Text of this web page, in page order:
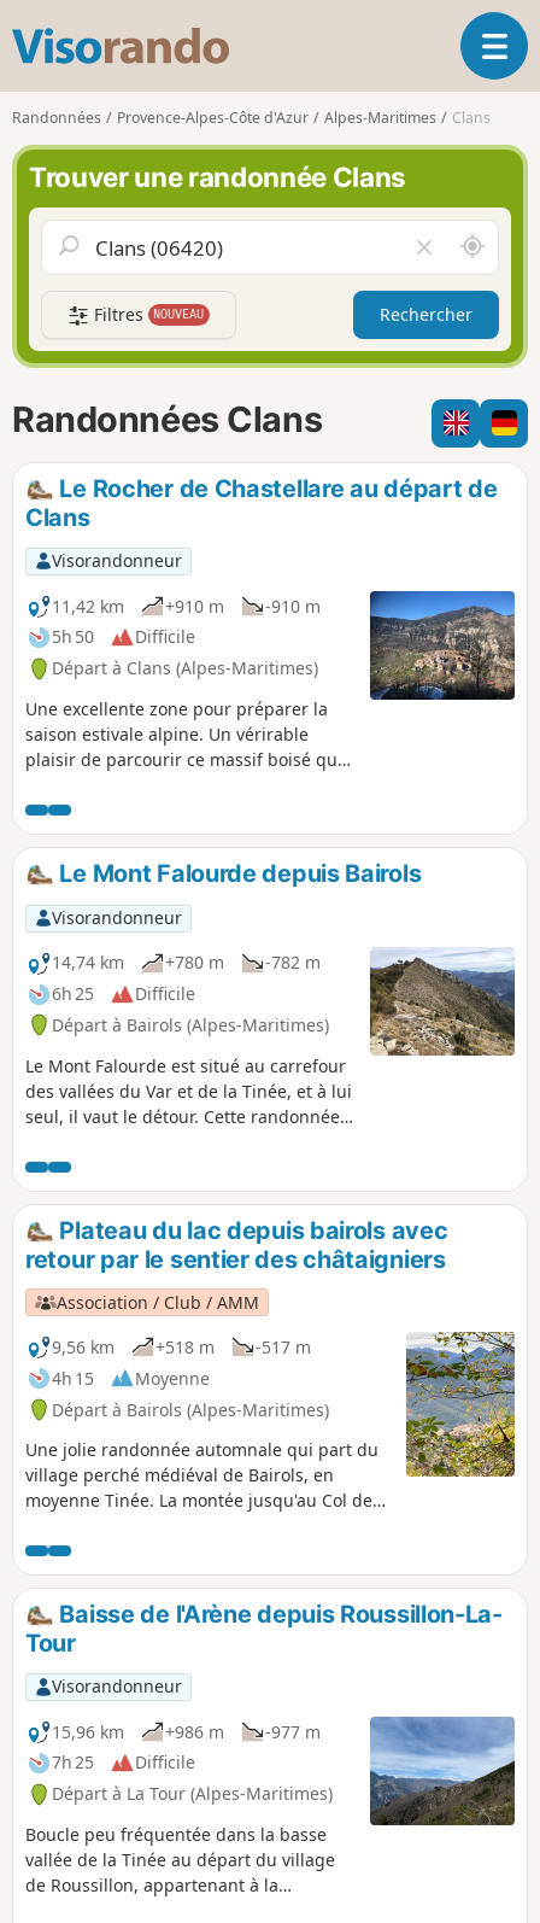
s
o
r
n
d
O
u
l
a
i
g
t
i
o
n
Randonnées Provence-Alpes-Côte d'Azur Alpes-Maritimes Clans
Trouver une randonnée Clans
i
d
e
r
l
e
h
m
A
u
t
u
r
d
e
m
i
Filtres NOUVEAU Rechercher
Randonnées Clans
Le Rocher de Chastellare au départ de
Clans
Visorandonneur
11,42 km
+910 m
-910 m
5h 50
Difficile
Départ à Clans (Alpes-Maritimes)
Une excellente zone pour préparer la
saison estivale alpine. Un vérirable
plaisir de parcourir ce massif boisé qui
des plus belles forêts du département
des Alpes-Maritimes. Ce chemin caladé,
ces murs de restanques, ces ruines,
sont les témoins d'une vieille tradition
agraire.
Le Mont Falourde depuis Bairols
Visorandonneur
14,74 km
+780 m
-782 m
6h 25
Difficile
Départ à Bairols (Alpes-Maritimes)
Le Mont Falourde est situé au carrefour
des vallées du Var et de la Tinée, et à lui
seul, il vaut le détour. Cette randonnée
aériens, aux nombreux passages
abrupts offrant de magnifiques
panoramas. Le sentier final passe aux
pieds de falaises.
Plateau du lac depuis bairols avec
retour par le sentier des châtaigniers
Association / Club / AMM
9,56 km
+518 m
-517 m
4h 15
Moyenne
Départ à Bairols (Alpes-Maritimes)
Une jolie randonnée automnale qui part du
village perché médiéval de Bairols, en
moyenne Tinée. La montée jusqu'au Col de
sur la vallée de la Tinée avant de rejoindre le
plateau du lac. Le retour par le sentier des
châtaigniers est également très agréable et,
en cette saison, vous pourrez ramasser
quelques châtaignes à faire griller à la poêle
le soir.
Baisse de l'Arène depuis Roussillon-La-
Tour
Visorandonneur
15,96 km
+986 m
-977 m
7h 25
Difficile
Départ à La Tour (Alpes-Maritimes)
Boucle peu fréquentée dans la basse
vallée de la Tinée au départ du village
de Roussillon, appartenant à la